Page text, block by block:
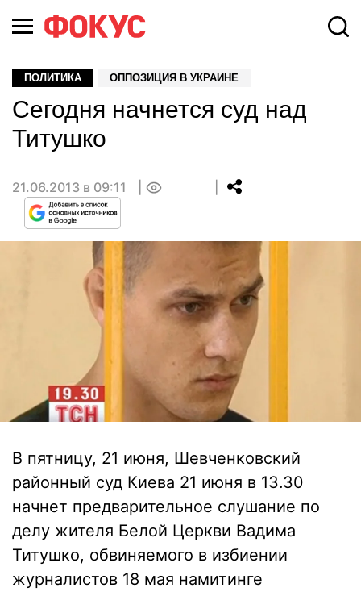
ПОЛИТИКА ОППОЗИЦИЯ В УКРАИНЕ
Сегодня начнется суд над
Титушко
21.06.2013 в 09:11
В пятницу, 21 июня, Шевченковский
районный суд Киева 21 июня в 13.30
начнет предварительное слушание по
делу жителя Белой Церкви Вадима
Титушко, обвиняемого в избиении
журналистов 18 мая намитинге